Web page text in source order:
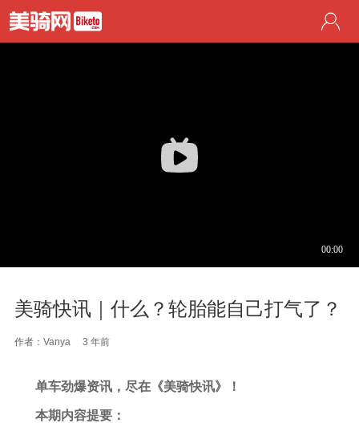
美骑快讯｜什么？轮胎能自己打气了？
作者：Vanya 3 年前
单车劲爆资讯，尽在《美骑快讯》！
本期内容提要：